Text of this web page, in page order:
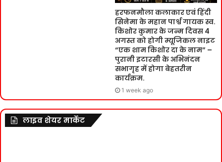
हरफनमौला कलाकार एवं हिंदी
सिनेमा के महान पार्श्व गायक स्व.
किशोर कुमार के जन्म दिवस 4
अगस्त को होगी म्यूजिकल नाइट
“एक शाम किशोर दा के नाम” –
पुरानी इटारसी के अभिनंदन
सभागृह में होगा बेहतरीन
कार्यक्रम.
1 week ago
लाइव शेयर मार्केट